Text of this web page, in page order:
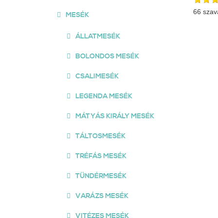
66
MESÉK
ÁLLATMESÉK
BOLONDOS MESÉK
CSALIMESÉK
LEGENDA MESÉK
MÁTYÁS KIRÁLY MESÉK
TÁLTOSMESÉK
TRÉFÁS MESÉK
TÜNDÉRMESÉK
VARÁZS MESÉK
VITÉZES MESÉK